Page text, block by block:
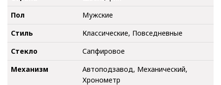
Пол
Мужские
Стиль
Классические, Повседневные
Стекло
Сапфировое
Механизм
Автоподзавод, Механический,
Хронометр